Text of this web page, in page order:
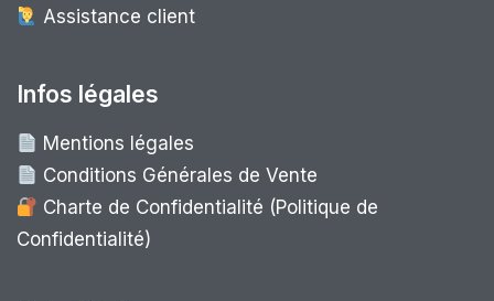
Assistance client
Infos légales
Mentions légales
Conditions Générales de Vente
Charte de Confidentialité (Politique de
Confidentialité)